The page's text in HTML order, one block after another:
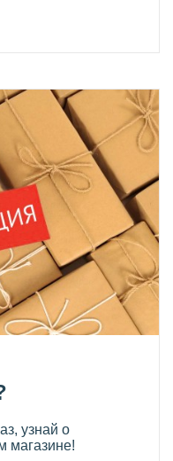
узнай о
магазине!